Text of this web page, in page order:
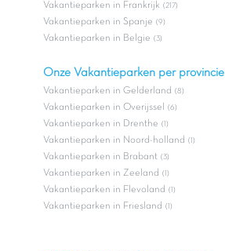
Vakantieparken in Frankrijk (217)
Vakantieparken in Spanje (9)
Vakantieparken in Belgie (3)
Onze Vakantieparken per provincie
Vakantieparken in Gelderland (8)
Vakantieparken in Overijssel (6)
Vakantieparken in Drenthe (1)
Vakantieparken in Noord-holland (1)
Vakantieparken in Brabant (3)
Vakantieparken in Zeeland (1)
Vakantieparken in Flevoland (1)
Vakantieparken in Friesland (1)